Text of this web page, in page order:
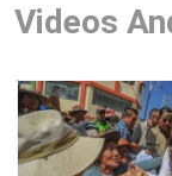
Videos